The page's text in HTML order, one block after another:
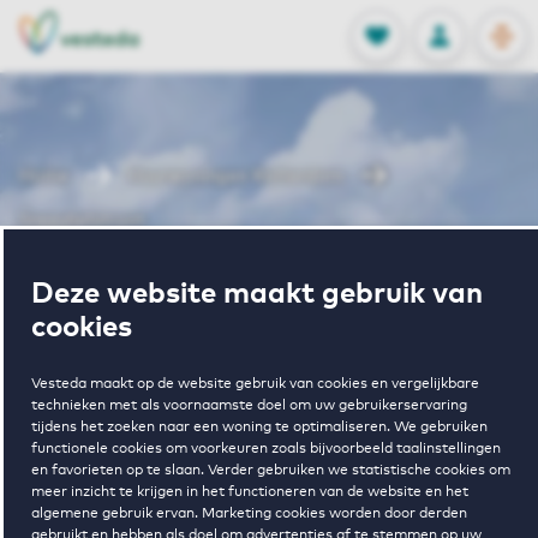
Deze website maakt gebruik van
cookies
Vesteda maakt op de website gebruik van cookies en vergelijkbare
technieken met als voornaamste doel om uw gebruikerservaring
tijdens het zoeken naar een woning te optimaliseren. We gebruiken
functionele cookies om voorkeuren zoals bijvoorbeeld taalinstellingen
en favorieten op te slaan. Verder gebruiken we statistische cookies om
meer inzicht te krijgen in het functioneren van de website en het
algemene gebruik ervan. Marketing cookies worden door derden
FAVORIETEN
Opgeslagen
INLOGGEN
NL
EN
Wonen in
Sneevlietstraat
Regelmatig beschikbaar